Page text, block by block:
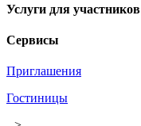
Услуги для участников
Сервисы
Приглашения
Гостиницы